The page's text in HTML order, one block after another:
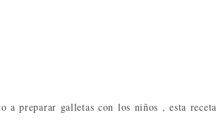
a preparar galletas con los niños , esta receta